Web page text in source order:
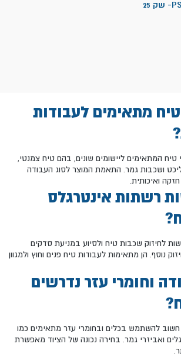
טיח מיישר סופר PS2 102- שק 25
מתאימים לעבודות
טיח המתאימים ליישומים שונים, בהם טיח צמנטי,
ושכבות גמר. התאמת המוצר לסוג העבודה
ואיכותית.
רשתות אינטרגלס
לחיזוק שכבות טיח ולסיוע במניעת סדקים
נוסף. הן מתאימות לעבודות טיח פנים וחוץ ולמגוון
וחומרי עזר נדרשים
חשוב להשתמש בכלים ובחומרי עזר מתאימים כמו
ואביזרי גמר. בחירה נכונה של הציוד מאפשרת